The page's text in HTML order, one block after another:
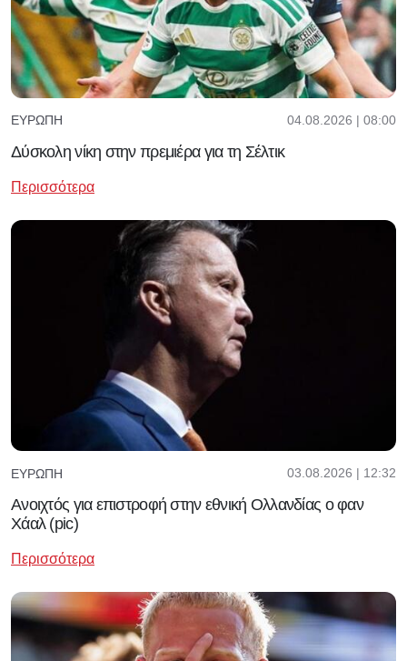
ΕΥΡΏΠΗ 04.08.2026 | 08:00
Δύσκολη νίκη στην πρεμιέρα για τη Σέλτικ
Περισσότερα
ΕΥΡΏΠΗ 03.08.2026 | 12:32
Ανοιχτός για επιστροφή στην εθνική Ολλανδίας ο φαν
Χάαλ (pic)
Περισσότερα